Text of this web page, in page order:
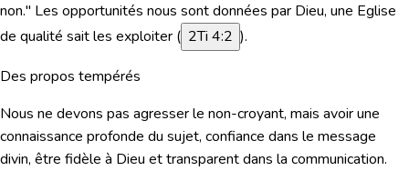
non." Les opportunités nous sont données par Dieu, une Eglise
de qualité sait les exploiter ( 2Ti 4:2 ).
Des propos tempérés
Nous ne devons pas agresser le non-croyant, mais avoir une
connaissance profonde du sujet, confiance dans le message
divin, être fidèle à Dieu et transparent dans la communication.